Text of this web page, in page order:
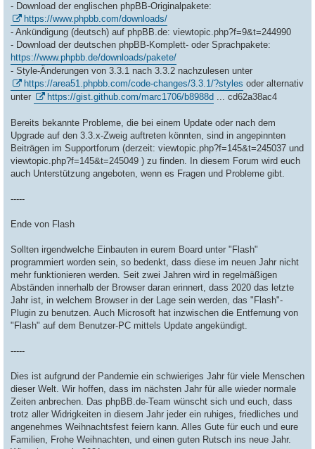
- Download der englischen phpBB-Originalpakete:
https://www.phpbb.com/downloads/
- Ankündigung (deutsch) auf phpBB.de: viewtopic.php?f=9&t=244990
- Download der deutschen phpBB-Komplett- oder Sprachpakete:
https://www.phpbb.de/downloads/pakete/
- Style-Änderungen von 3.3.1 nach 3.3.2 nachzulesen unter
https://area51.phpbb.com/code-changes/3.3.1/?styles oder alternativ
unter
https://gist.github.com/marc1706/b8988d ... cd62a38ac4
Bereits bekannte Probleme, die bei einem Update oder nach dem
Upgrade auf den 3.3.x-Zweig auftreten könnten, sind in angepinnten
Beiträgen im Supportforum (derzeit: viewtopic.php?f=145&t=245037 und
viewtopic.php?f=145&t=245049 ) zu finden. In diesem Forum wird euch
auch Unterstützung angeboten, wenn es Fragen und Probleme gibt.
-----
Ende von Flash
Sollten irgendwelche Einbauten in eurem Board unter "Flash"
programmiert worden sein, so bedenkt, dass diese im neuen Jahr nicht
mehr funktionieren werden. Seit zwei Jahren wird in regelmäßigen
Abständen innerhalb der Browser daran erinnert, dass 2020 das letzte
Jahr ist, in welchem Browser in der Lage sein werden, das "Flash"-
Plugin zu benutzen. Auch Microsoft hat inzwischen die Entfernung von
"Flash" auf dem Benutzer-PC mittels Update angekündigt.
-----
Dies ist aufgrund der Pandemie ein schwieriges Jahr für viele Menschen
dieser Welt. Wir hoffen, dass im nächsten Jahr für alle wieder normale
Zeiten anbrechen. Das phpBB.de-Team wünscht sich und euch, dass
trotz aller Widrigkeiten in diesem Jahr jeder ein ruhiges, friedliches und
angenehmes Weihnachtsfest feiern kann. Alles Gute für euch und eure
Familien, Frohe Weihnachten, und einen guten Rutsch ins neue Jahr.